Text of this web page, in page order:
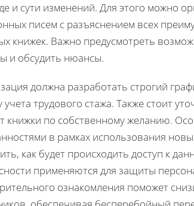
и сути изменений. Для этого можно
писем с разъяснением всех
книжек. Важно предусмотреть
и обсудить нюансы.
должна разработать строгий
учета трудового стажа. Также стоит
книжки по собственному желанию.
в рамках использования
как будет происходить доступ к
применяются для защиты
ознакомления поможет